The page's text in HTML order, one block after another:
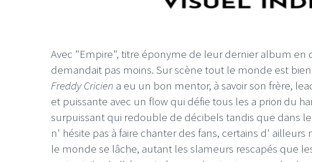
Avec "Empire", titre éponyme de leur dernier album en
demandait pas moins. Sur scène tout le monde est
Freddy Cricien a eu un bon mentor, à savoir son frère,
et puissante avec un flow qui défie tous les a priori du
surpuissant qui redouble de décibels tandis que dans
n' hésite pas à faire chanter des fans, certains d'
le monde se lâche, autant les slameurs rescapés que